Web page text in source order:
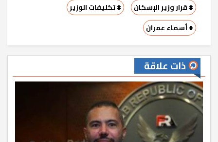
# قرار وزير الإسكان
# تكليفات الوزير
# أسماء عمران
ذات علاقة